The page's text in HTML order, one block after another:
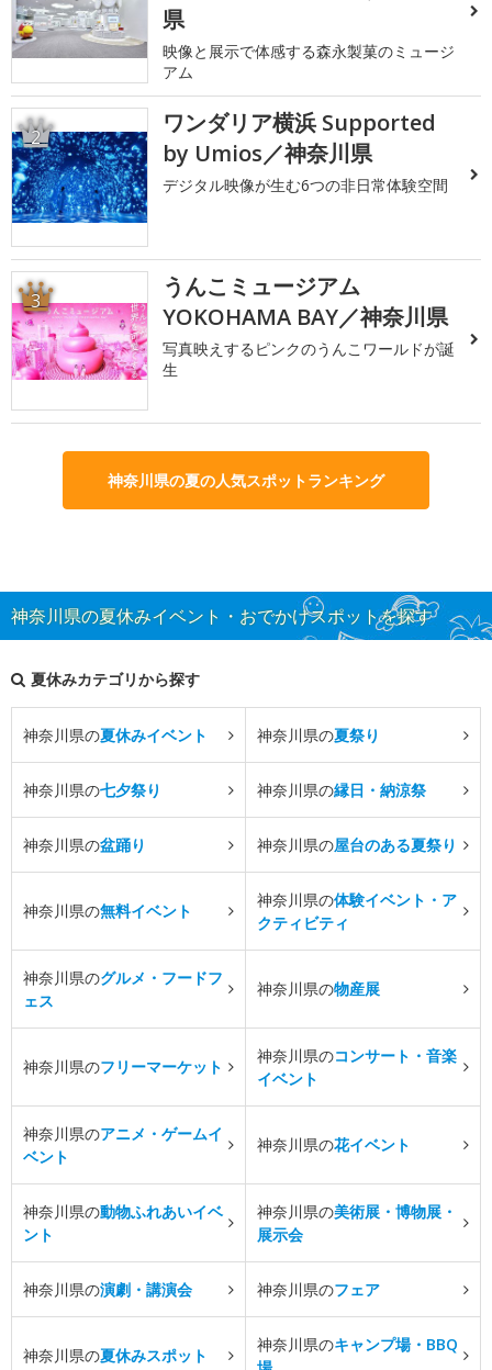
県
映像と展示で体感する森永製菓のミュージ
アム
2
ワンダリア横浜 Supported
by Umios／神奈川県
デジタル映像が生む6つの非日常体験空間
3
うんこミュージアム
YOKOHAMA BAY／神奈川県
写真映えするピンクのうんこワールドが誕
生
神奈川県の夏の人気スポットランキング
神奈川県の夏休みイベント・おでかけスポットを探す
夏休みカテゴリから探す
神奈川県の夏休みイベント 神奈川県の夏祭り
神奈川県の七夕祭り 神奈川県の縁日・納涼祭
神奈川県の盆踊り 神奈川県の屋台のある夏祭り
神奈川県の無料イベント
神奈川県の体験イベント・ア
クティビティ
神奈川県のグルメ・フードフ
ェス
神奈川県の物産展
神奈川県のフリーマーケット
神奈川県のコンサート・音楽
イベント
神奈川県のアニメ・ゲームイ
ベント
神奈川県の花イベント
神奈川県の動物ふれあいイベ
ント
神奈川県の美術展・博物展・
展示会
神奈川県の演劇・講演会 神奈川県のフェア
神奈川県の夏休みスポット
神奈川県のキャンプ場・BBQ